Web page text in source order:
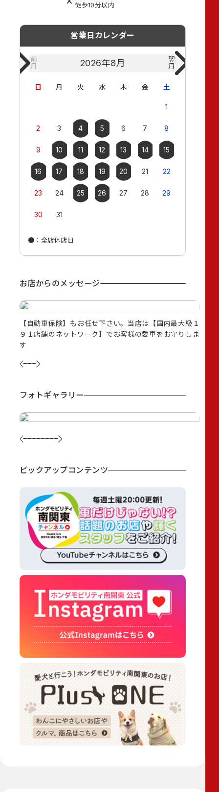
徒歩10分以内
営業日カレンダー
前
月
翌
月
2026年8月
日 月 火 水 木 金 土
1
2 3 4 5 6 7 8
9 10 11 12 13 14 15
16 17 18 19 20 21 22
23 24 25 26 27 28 29
30 31
● ：全店休店日
お店からのメッセージ
【自動車保険】もお任せ下さい。当店は【国内最大級１
９１店舗のネットワーク】でお客様の愛車をお守りしま
す
フォトギャラリー
ピックアップコンテンツ